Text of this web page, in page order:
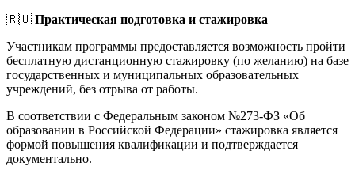
🇷🇺 Практическая подготовка и стажировка
Участникам программы предоставляется возможность пройти
бесплатную дистанционную стажировку (по желанию) на базе
государственных и муниципальных образовательных
учреждений, без отрыва от работы.
В соответствии с Федеральным законом №273-ФЗ «Об
образовании в Российской Федерации» стажировка является
формой повышения квалификации и подтверждается
документально.